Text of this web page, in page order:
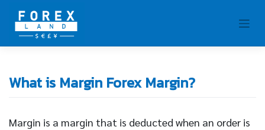
content
What is Margin Forex Margin?
Margin is a margin that is deducted when an order is